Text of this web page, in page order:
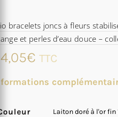
bracelets joncs à fleurs
et perles d’eau douce –
€ TTC
Laiton doré à l'or fin